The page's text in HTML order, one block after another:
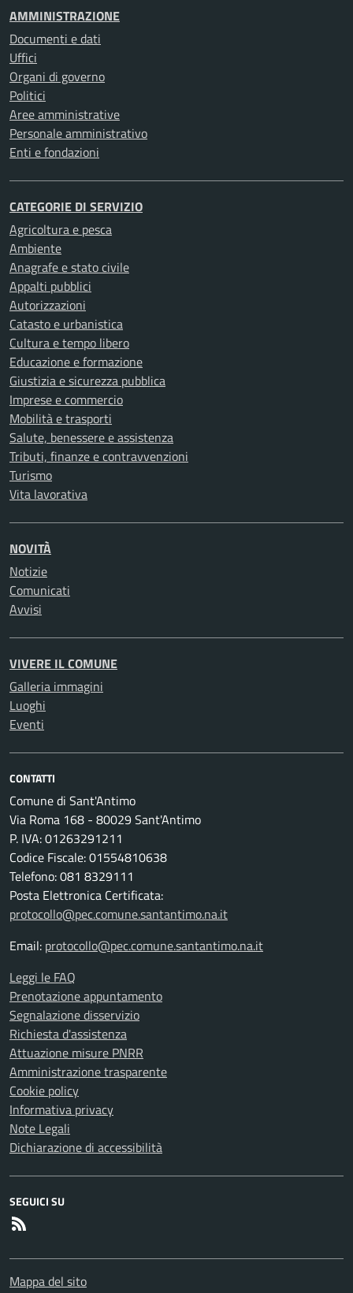
AMMINISTRAZIONE
Documenti e dati
Uffici
Organi di governo
Politici
Aree amministrative
Personale amministrativo
Enti e fondazioni
CATEGORIE DI SERVIZIO
Agricoltura e pesca
Ambiente
Anagrafe e stato civile
Appalti pubblici
Autorizzazioni
Catasto e urbanistica
Cultura e tempo libero
Educazione e formazione
Giustizia e sicurezza pubblica
Imprese e commercio
Mobilità e trasporti
Salute, benessere e assistenza
Tributi, finanze e contravvenzioni
Turismo
Vita lavorativa
NOVITÀ
Notizie
Comunicati
Avvisi
VIVERE IL COMUNE
Galleria immagini
Luoghi
Eventi
CONTATTI
Comune di Sant'Antimo
Via Roma 168 - 80029 Sant'Antimo
P. IVA: 01263291211
Codice Fiscale: 01554810638
Telefono: 081 8329111
Posta Elettronica Certificata:
protocollo@pec.comune.santantimo.na.it
Email: protocollo@pec.comune.santantimo.na.it
Leggi le FAQ
Prenotazione appuntamento
Segnalazione disservizio
Richiesta d'assistenza
Attuazione misure PNRR
Amministrazione trasparente
Cookie policy
Informativa privacy
Note Legali
Dichiarazione di accessibilità
SEGUICI SU
Mappa del sito